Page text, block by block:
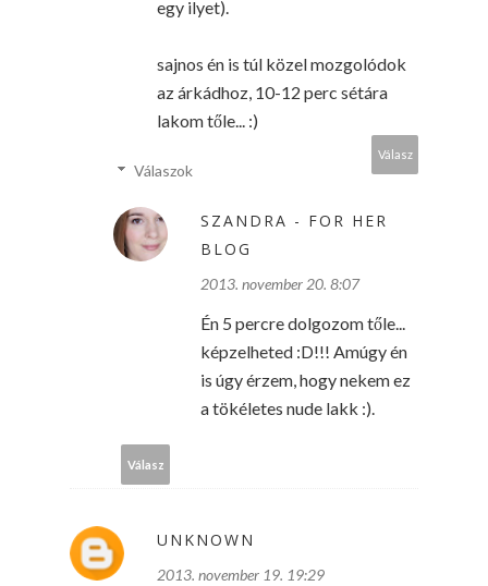
egy ilyet).
sajnos én is túl közel mozgolódok
az árkádhoz, 10-12 perc sétára
lakom tőle... :)
Válasz
Válaszok
SZANDRA - FOR HER
BLOG
2013. november 20. 8:07
Én 5 percre dolgozom tőle...
képzelheted :D!!! Amúgy én
is úgy érzem, hogy nekem ez
a tökéletes nude lakk :).
Válasz
UNKNOWN
2013. november 19. 19:29